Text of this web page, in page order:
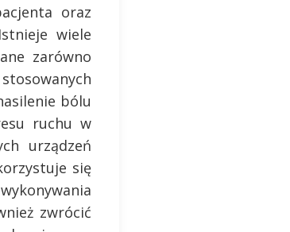
oraz
wiele
zarówno
bólu
ruchu w
urządzeń
się
zwrócić